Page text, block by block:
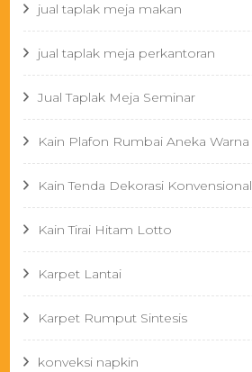
jual taplak meja makan
jual taplak meja perkantoran
Jual Taplak Meja Seminar
Kain Plafon Rumbai Aneka Warna
Kain Tenda Dekorasi Konvensional
Kain Tirai Hitam Lotto
Karpet Lantai
Karpet Rumput Sintesis
konveksi napkin